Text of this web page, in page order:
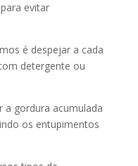
evitar
é despejar a cada
detergente ou
a gordura acumulada
os entupimentos